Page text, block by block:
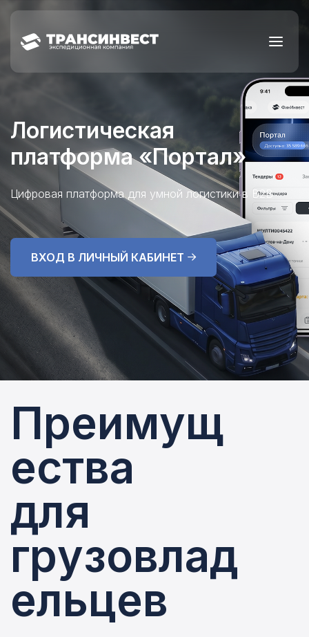
Логистическая
платформа «Портал»
Цифровая платформа для умной логистики в B2B
ВХОД В ЛИЧНЫЙ КАБИНЕТ
Преимущ
ества
для
грузовлад
ельцев